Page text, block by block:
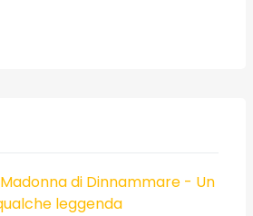
di Dinnammare - Un
leggenda